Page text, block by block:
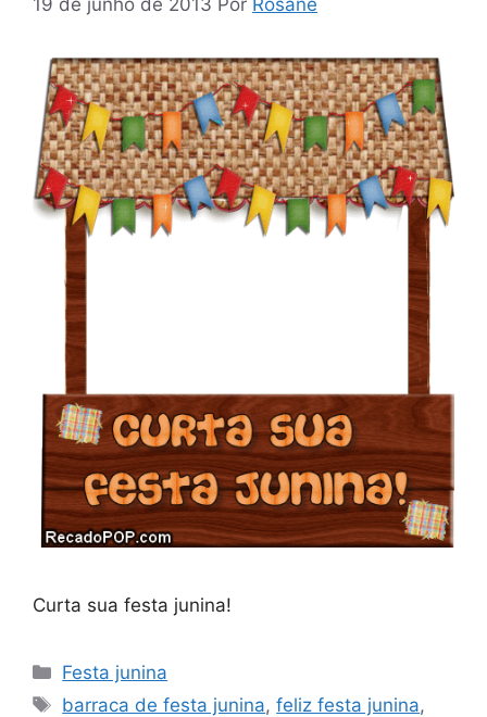
Curta sua festa junina!
Categorias
Festa junina
Tags
barraca de festa junina,feliz festa junina,